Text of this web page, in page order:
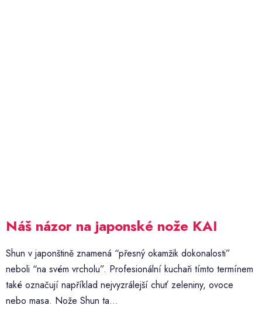
Náš názor na japonské nože KAI
Shun v japonštině znamená “přesný okamžik dokonalosti”
neboli “na svém vrcholu”. Profesionální kuchaři tímto termínem
také označují například nejvyzrálejší chuť zeleniny, ovoce
nebo masa. Nože Shun ta...